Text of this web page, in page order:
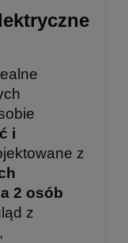
i
z
2 osób
z